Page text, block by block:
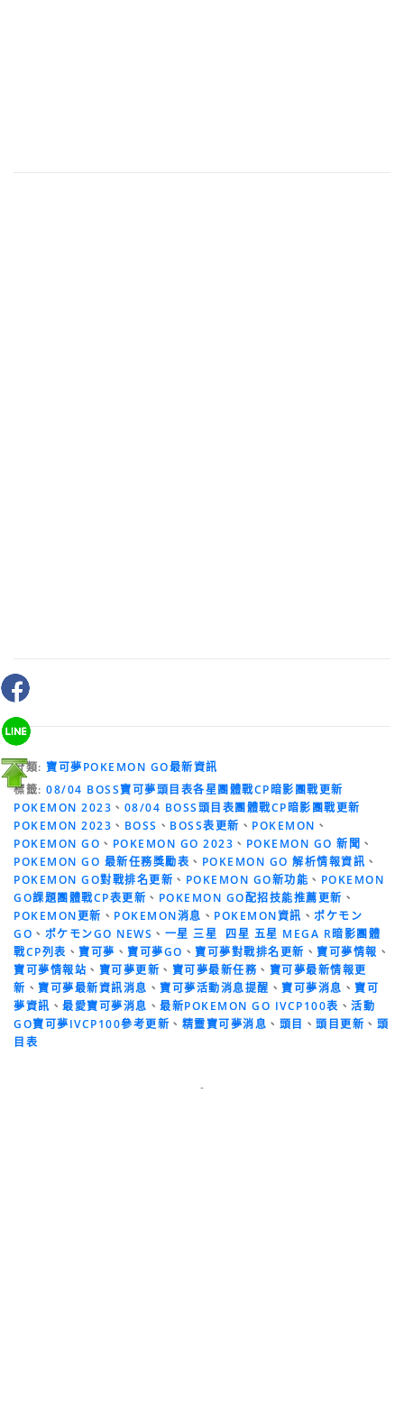
分類: 寶可夢POKEMON GO最新資訊
標籤: 08/04 BOSS寶可夢頭目表各星團體戰CP暗影團戰更新
POKEMON 2023 、 08/04 BOSS頭目表團體戰CP暗影團戰更新
POKEMON 2023 、 BOSS 、 BOSS表更新 、 POKEMON 、
POKEMON GO 、 POKEMON GO 2023 、 POKEMON GO 新聞 、
POKEMON GO 最新任務獎勵表 、 POKEMON GO 解析情報資訊 、
POKEMON GO對戰排名更新 、 POKEMON GO新功能 、 POKEMON
GO課題團體戰CP表更新 、 POKEMON GO配招技能推薦更新 、
POKEMON更新 、 POKEMON消息 、 POKEMON資訊 、 ポケモン
GO 、 ポケモンGO NEWS 、 一星 三星 四星 五星 MEGA R暗影團體
戰CP列表 、 寶可夢 、 寶可夢GO 、 寶可夢對戰排名更新 、 寶可夢情報 、
寶可夢情報站 、 寶可夢更新 、 寶可夢最新任務 、 寶可夢最新情報更
新 、 寶可夢最新資訊消息 、 寶可夢活動消息提醒 、 寶可夢消息 、 寶可
夢資訊 、 最愛寶可夢消息 、 最新POKEMON GO IVCP100表 、 活動
GO寶可夢IVCP100參考更新 、 精靈寶可夢消息 、 頭目 、 頭目更新 、 頭
目表
-